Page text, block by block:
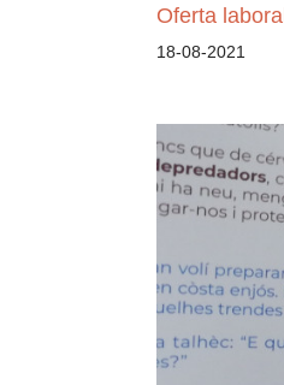
Oferta laboral
18-08-2021